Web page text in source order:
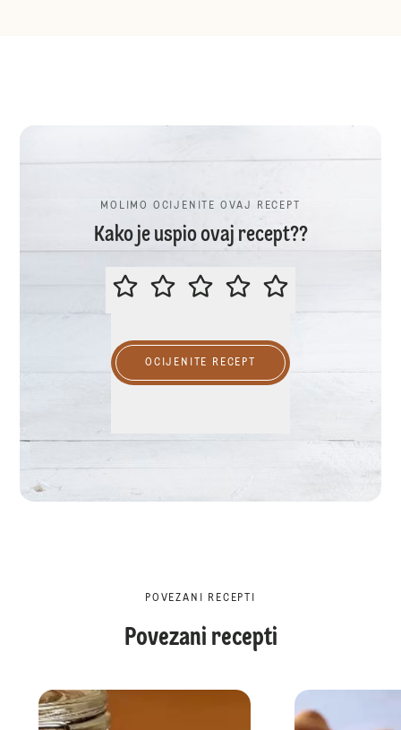
MOLIMO OCIJENITE OVAJ RECEPT
Kako je uspio ovaj recept??
MOLIMO OCIJENITE OVAJ
OCIJENITE RECEPT
POVEZANI RECEPTI
Povezani recepti